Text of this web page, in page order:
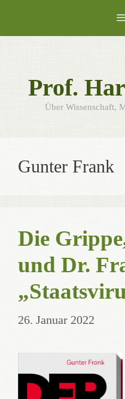
springen
Prof.
Über Wissenschaft,
Gunter Frank
Die
und Dr.
26. Januar 2022